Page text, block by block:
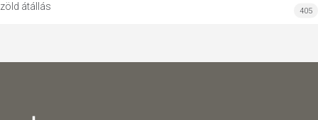
zöld átállás 405